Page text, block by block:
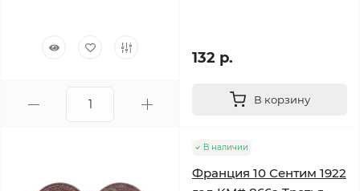
132 р.
В корзину
В наличии
Франция 10 Сентим 1922